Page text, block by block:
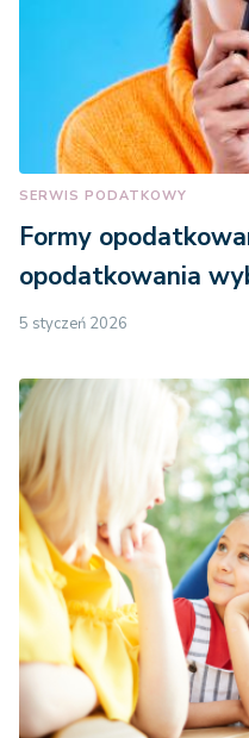
SERWIS PODATKOWY
Formy
opodatkowania
5 styczeń 2026